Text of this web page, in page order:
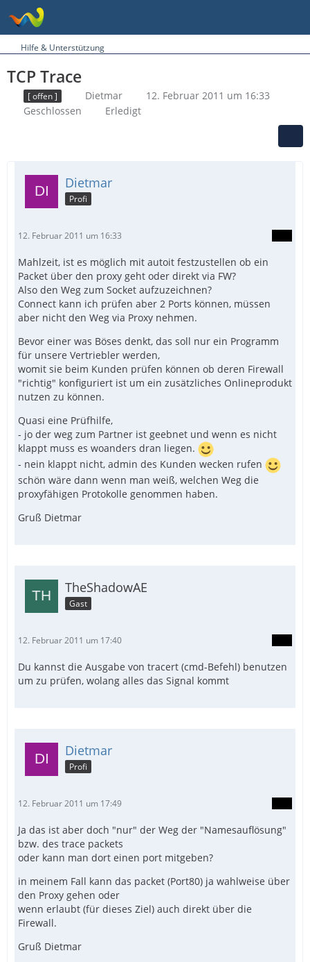
Hilfe & Unterstützung
TCP Trace
[ offen ] Dietmar
12. Februar 2011 um 16:33
Geschlossen
Erledigt
Dietmar
Profi
12. Februar 2011 um 16:33
Mahlzeit, ist es möglich mit autoit festzustellen ob ein
Packet über den proxy geht oder direkt via FW?
Also den Weg zum Socket aufzuzeichnen?
Connect kann ich prüfen aber 2 Ports können, müssen
aber nicht den Weg via Proxy nehmen.
Bevor einer was Böses denkt, das soll nur ein Programm
für unsere Vertriebler werden,
womit sie beim Kunden prüfen können ob deren Firewall
"richtig" konfiguriert ist um ein zusätzliches Onlineprodukt
nutzen zu können.
Quasi eine Prüfhilfe,
- jo der weg zum Partner ist geebnet und wenn es nicht
klappt muss es woanders dran liegen.
- nein klappt nicht, admin des Kunden wecken rufen
schön wäre dann wenn man weiß, welchen Weg die
proxyfähigen Protokolle genommen haben.
Gruß Dietmar
TheShadowAE
Gast
12. Februar 2011 um 17:40
Du kannst die Ausgabe von tracert (cmd-Befehl) benutzen
um zu prüfen, wolang alles das Signal kommt
Dietmar
Profi
12. Februar 2011 um 17:49
Ja das ist aber doch "nur" der Weg der "Namesauflösung"
bzw. des trace packets
oder kann man dort einen port mitgeben?
in meinem Fall kann das packet (Port80) ja wahlweise über
den Proxy gehen oder
wenn erlaubt (für dieses Ziel) auch direkt über die
Firewall.
Gruß Dietmar